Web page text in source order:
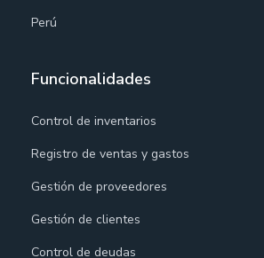
Perú
Funcionalidades
Control de inventarios
Registro de ventas y gastos
Gestión de proveedores
Gestión de clientes
Control de deudas